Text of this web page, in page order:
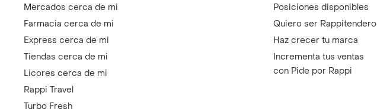
Mercados cerca de mi
Farmacia cerca de mi
Express cerca de mi
Tiendas cerca de mi
Licores cerca de mi
Rappi Travel
Turbo Fresh
Posiciones disponibles
Quiero ser Rappitendero
Haz crecer tu marca
Incrementa tus ventas
con Pide por Rappi